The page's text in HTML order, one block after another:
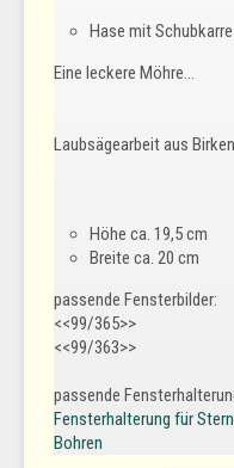
Hase mit Schubkarre
Eine leckere Möhre...
Laubsägearbeit aus
Höhe ca. 19,5 cm
Breite ca. 20 cm
passende Fensterbilder:
<<99/365>>
<<99/363>>
passende
Fensterhalterung für
Bohren